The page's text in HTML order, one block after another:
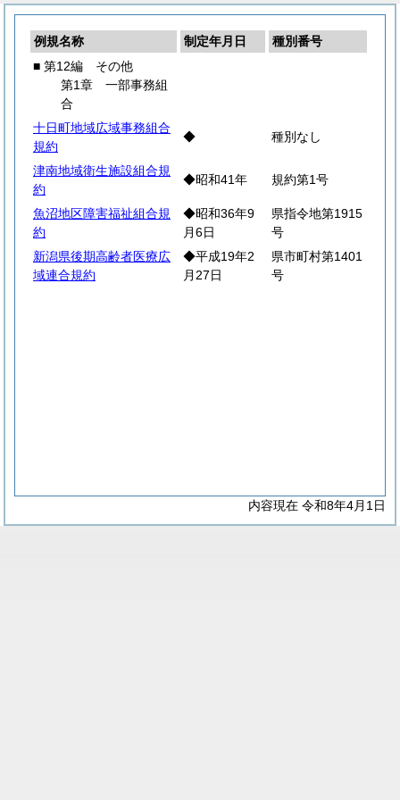
例規名称 制定年月日
種別番号
■ 第12編 その他
第1章 一部事務組
合
十日町地域広域事務組合
規約
◆ 種別なし
津南地域衛生施設組合規
約
◆昭和41年 規約第1号
魚沼地区障害福祉組合規
約
◆昭和36年9
月6日
県指令地第1915
号
新潟県後期高齢者医療広
域連合規約
◆平成19年2
月27日
県市町村第1401
号
内容現在 令和8年4月1日